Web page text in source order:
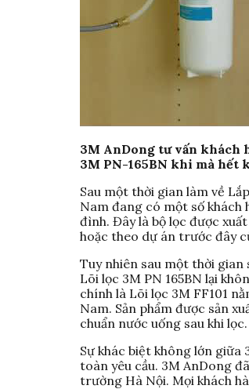
3M AnDong tư vấn khách
3M PN-165BN khi mà hết
Sau một thời gian làm về
Nam đang có một số khách
đình. Đây là bộ lọc được
hoặc theo dự án trước đây
Tuy nhiên sau một thời
Lõi lọc 3M PN 165BN lại
chính là Lõi lọc 3M FF101
Nam. Sản phẩm được sản
chuẩn nước uống sau khi lọc.
Sự khác biệt không lớn giữa
toàn yêu cầu. 3M AnDong
trường Hà Nội. Mọi khách